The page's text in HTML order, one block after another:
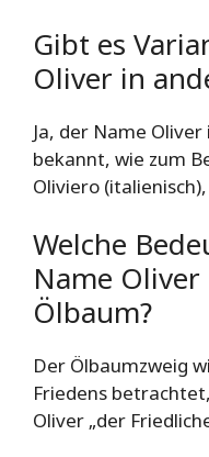
Gibt es
Oliver in
Ja, der Name
bekannt, wie zum
Oliviero
Welche
Name
Ölbaum?
Der Ölbaumzweig
Friedens
Oliver „der